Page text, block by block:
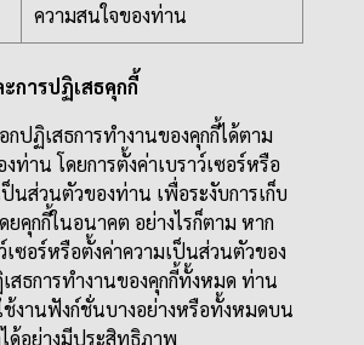
ความสนใจของท่าน
การปฏิเสธคุกกี้
กปฏิเสธการทำงานของคุกกี้ได้ตาม
ท่าน โดยการตั้งค่าเบราว์เซอร์หรือ
ป็นส่วนตัวของท่าน เพื่อระงับการเก็บ
ยคุกกี้ในอนาคต อย่างไรก็ตาม หาก
เซอร์หรือตั้งค่าความเป็นส่วนตัวของ
สธการทำงานของคุกกี้ทั้งหมด ท่าน
ช้งานฟังก์ชั่นบางอย่างหรือทั้งหมดบน
ได้อย่างมีประสิทธิภาพ